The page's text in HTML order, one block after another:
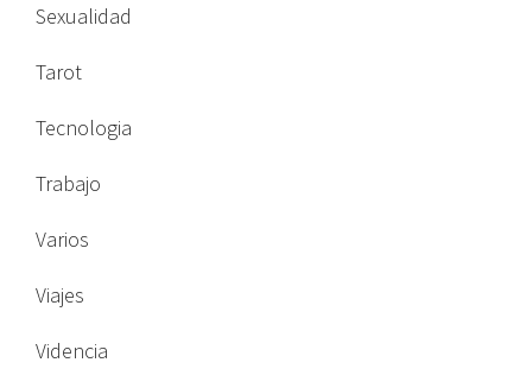
Sexualidad
Tarot
Tecnologia
Trabajo
Varios
Viajes
Videncia